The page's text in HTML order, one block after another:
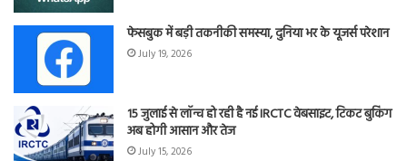
फेसबुक में बड़ी तकनीकी समस्या, दुनिया भर के यूजर्स परेशान
July 19, 2026
15 जुलाई से लॉन्च हो रही है नई IRCTC वेबसाइट, टिकट बुकिंग
अब होगी आसान और तेज
July 15, 2026